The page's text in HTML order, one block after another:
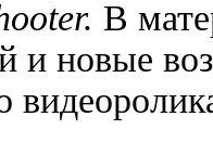
В
и новые